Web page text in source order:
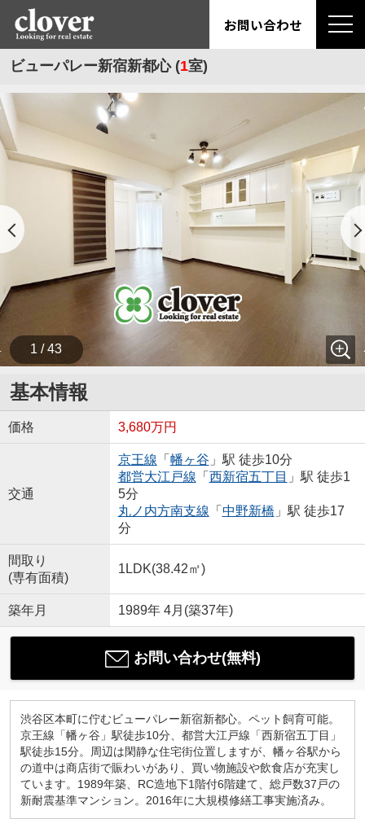
お問い合わせ
ビューパレー新宿新都心 (1室)
1 / 43
基本情報
価格 3,680万円
交通
京王線 「 幡ヶ谷 」駅 徒歩10分
都営大江戸線 「 西新宿五丁目 」駅 徒歩1
5分
丸ノ内方南支線 「 中野新橋 」駅 徒歩17
分
間取り
(専有面積)
1LDK(38.42㎡)
築年月 1989年 4月(築37年)
お問い合わせ(無料)
渋谷区本町に佇むビューパレー新宿新都心。ペット飼育可能。
京王線「幡ヶ谷」駅徒歩10分、都営大江戸線「西新宿五丁目」
駅徒歩15分。周辺は閑静な住宅街位置しますが、幡ヶ谷駅から
の道中は商店街で賑わいがあり、買い物施設や飲食店が充実し
ています。1989年築、RC造地下1階付6階建て、総戸数37戸の
新耐震基準マンション。2016年に大規模修繕工事実施済み。